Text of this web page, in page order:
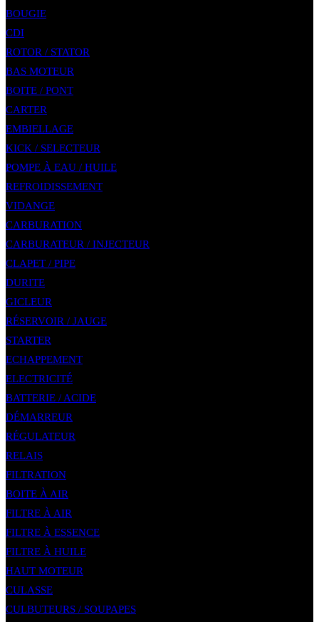
BOUGIE
CDI
ROTOR / STATOR
BAS MOTEUR
BOITE / PONT
CARTER
EMBIELLAGE
KICK / SELECTEUR
POMPE À EAU / HUILE
REFROIDISSEMENT
VIDANGE
CARBURATION
CARBURATEUR / INJECTEUR
CLAPET / PIPE
DURITE
GICLEUR
RÉSERVOIR / JAUGE
STARTER
ECHAPPEMENT
ELECTRICITÉ
BATTERIE / ACIDE
DÉMARREUR
RÉGULATEUR
RELAIS
FILTRATION
BOITE À AIR
FILTRE À AIR
FILTRE À ESSENCE
FILTRE À HUILE
HAUT MOTEUR
CULASSE
CULBUTEURS / SOUPAPES